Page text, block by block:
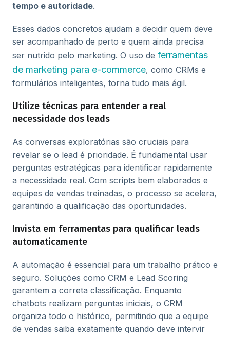
tempo e autoridade.
Esses dados concretos ajudam a decidir quem deve
ser acompanhado de perto e quem ainda precisa
ser nutrido pelo marketing. O uso de ferramentas
de marketing para e-commerce, como CRMs e
formulários inteligentes, torna tudo mais ágil.
Utilize técnicas para entender a real
necessidade dos leads
As conversas exploratórias são cruciais para
revelar se o lead é prioridade. É fundamental usar
perguntas estratégicas para identificar rapidamente
a necessidade real. Com scripts bem elaborados e
equipes de vendas treinadas, o processo se acelera,
garantindo a qualificação das oportunidades.
Invista em ferramentas para qualificar leads
automaticamente
A automação é essencial para um trabalho prático e
seguro. Soluções como CRM e Lead Scoring
garantem a correta classificação. Enquanto
chatbots realizam perguntas iniciais, o CRM
organiza todo o histórico, permitindo que a equipe
de vendas saiba exatamente quando deve intervir